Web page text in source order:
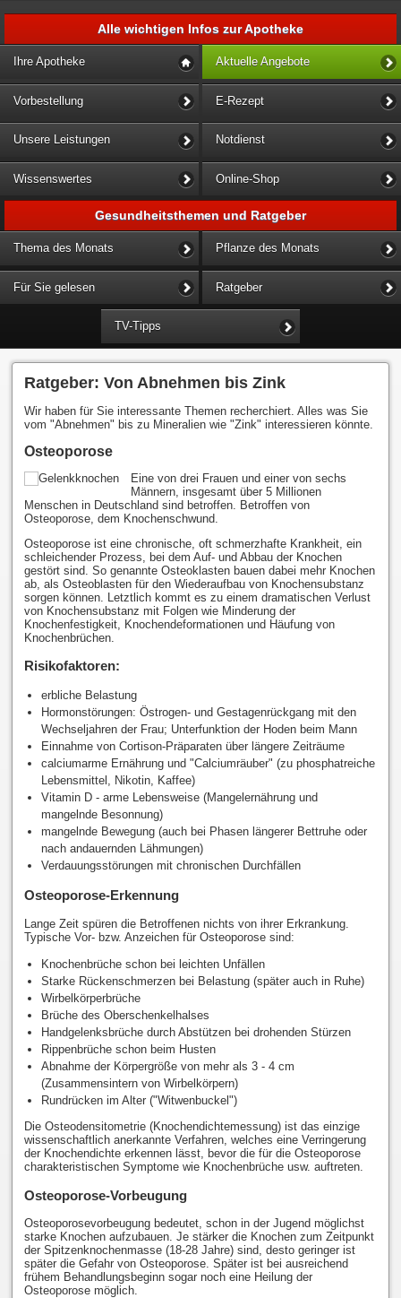
Alle wichtigen Infos zur Apotheke
Ihre Apotheke Aktuelle Angebote
Vorbestellung E-Rezept
Unsere Leistungen Notdienst
Wissenswertes Online-Shop
Gesundheitsthemen und Ratgeber
Thema des Monats Pflanze des Monats
Für Sie gelesen Ratgeber
TV-Tipps
Ratgeber: Von Abnehmen bis Zink
Wir haben für Sie interessante Themen recherchiert. Alles was Sie
vom "Abnehmen" bis zu Mineralien wie "Zink" interessieren könnte.
Osteoporose
Eine von drei Frauen und einer von sechs
Männern, insgesamt über 5 Millionen
Menschen in Deutschland sind betroffen. Betroffen von
Osteoporose, dem Knochenschwund.
Osteoporose ist eine chronische, oft schmerzhafte Krankheit, ein
schleichender Prozess, bei dem Auf- und Abbau der Knochen
gestört sind. So genannte Osteoklasten bauen dabei mehr Knochen
ab, als Osteoblasten für den Wiederaufbau von Knochensubstanz
sorgen können. Letztlich kommt es zu einem dramatischen Verlust
von Knochensubstanz mit Folgen wie Minderung der
Knochenfestigkeit, Knochendeformationen und Häufung von
Knochenbrüchen.
Risikofaktoren:
erbliche Belastung
Hormonstörungen: Östrogen- und Gestagenrückgang mit den
Wechseljahren der Frau; Unterfunktion der Hoden beim Mann
Einnahme von Cortison-Präparaten über längere Zeiträume
calciumarme Ernährung und "Calciumräuber" (zu phosphatreiche
Lebensmittel, Nikotin, Kaffee)
Vitamin D - arme Lebensweise (Mangelernährung und
mangelnde Besonnung)
mangelnde Bewegung (auch bei Phasen längerer Bettruhe oder
nach andauernden Lähmungen)
Verdauungsstörungen mit chronischen Durchfällen
Osteoporose-Erkennung
Lange Zeit spüren die Betroffenen nichts von ihrer Erkrankung.
Typische Vor- bzw. Anzeichen für Osteoporose sind:
Knochenbrüche schon bei leichten Unfällen
Starke Rückenschmerzen bei Belastung (später auch in Ruhe)
Wirbelkörperbrüche
Brüche des Oberschenkelhalses
Handgelenksbrüche durch Abstützen bei drohenden Stürzen
Rippenbrüche schon beim Husten
Abnahme der Körpergröße von mehr als 3 - 4 cm
(Zusammensintern von Wirbelkörpern)
Rundrücken im Alter ("Witwenbuckel")
Die Osteodensitometrie (Knochendichtemessung) ist das einzige
wissenschaftlich anerkannte Verfahren, welches eine Verringerung
der Knochendichte erkennen lässt, bevor die für die Osteoporose
charakteristischen Symptome wie Knochenbrüche usw. auftreten.
Osteoporose-Vorbeugung
Osteoporosevorbeugung bedeutet, schon in der Jugend möglichst
starke Knochen aufzubauen. Je stärker die Knochen zum Zeitpunkt
der Spitzenknochenmasse (18-28 Jahre) sind, desto geringer ist
später die Gefahr von Osteoporose. Später ist bei ausreichend
frühem Behandlungsbeginn sogar noch eine Heilung der
Osteoporose möglich.